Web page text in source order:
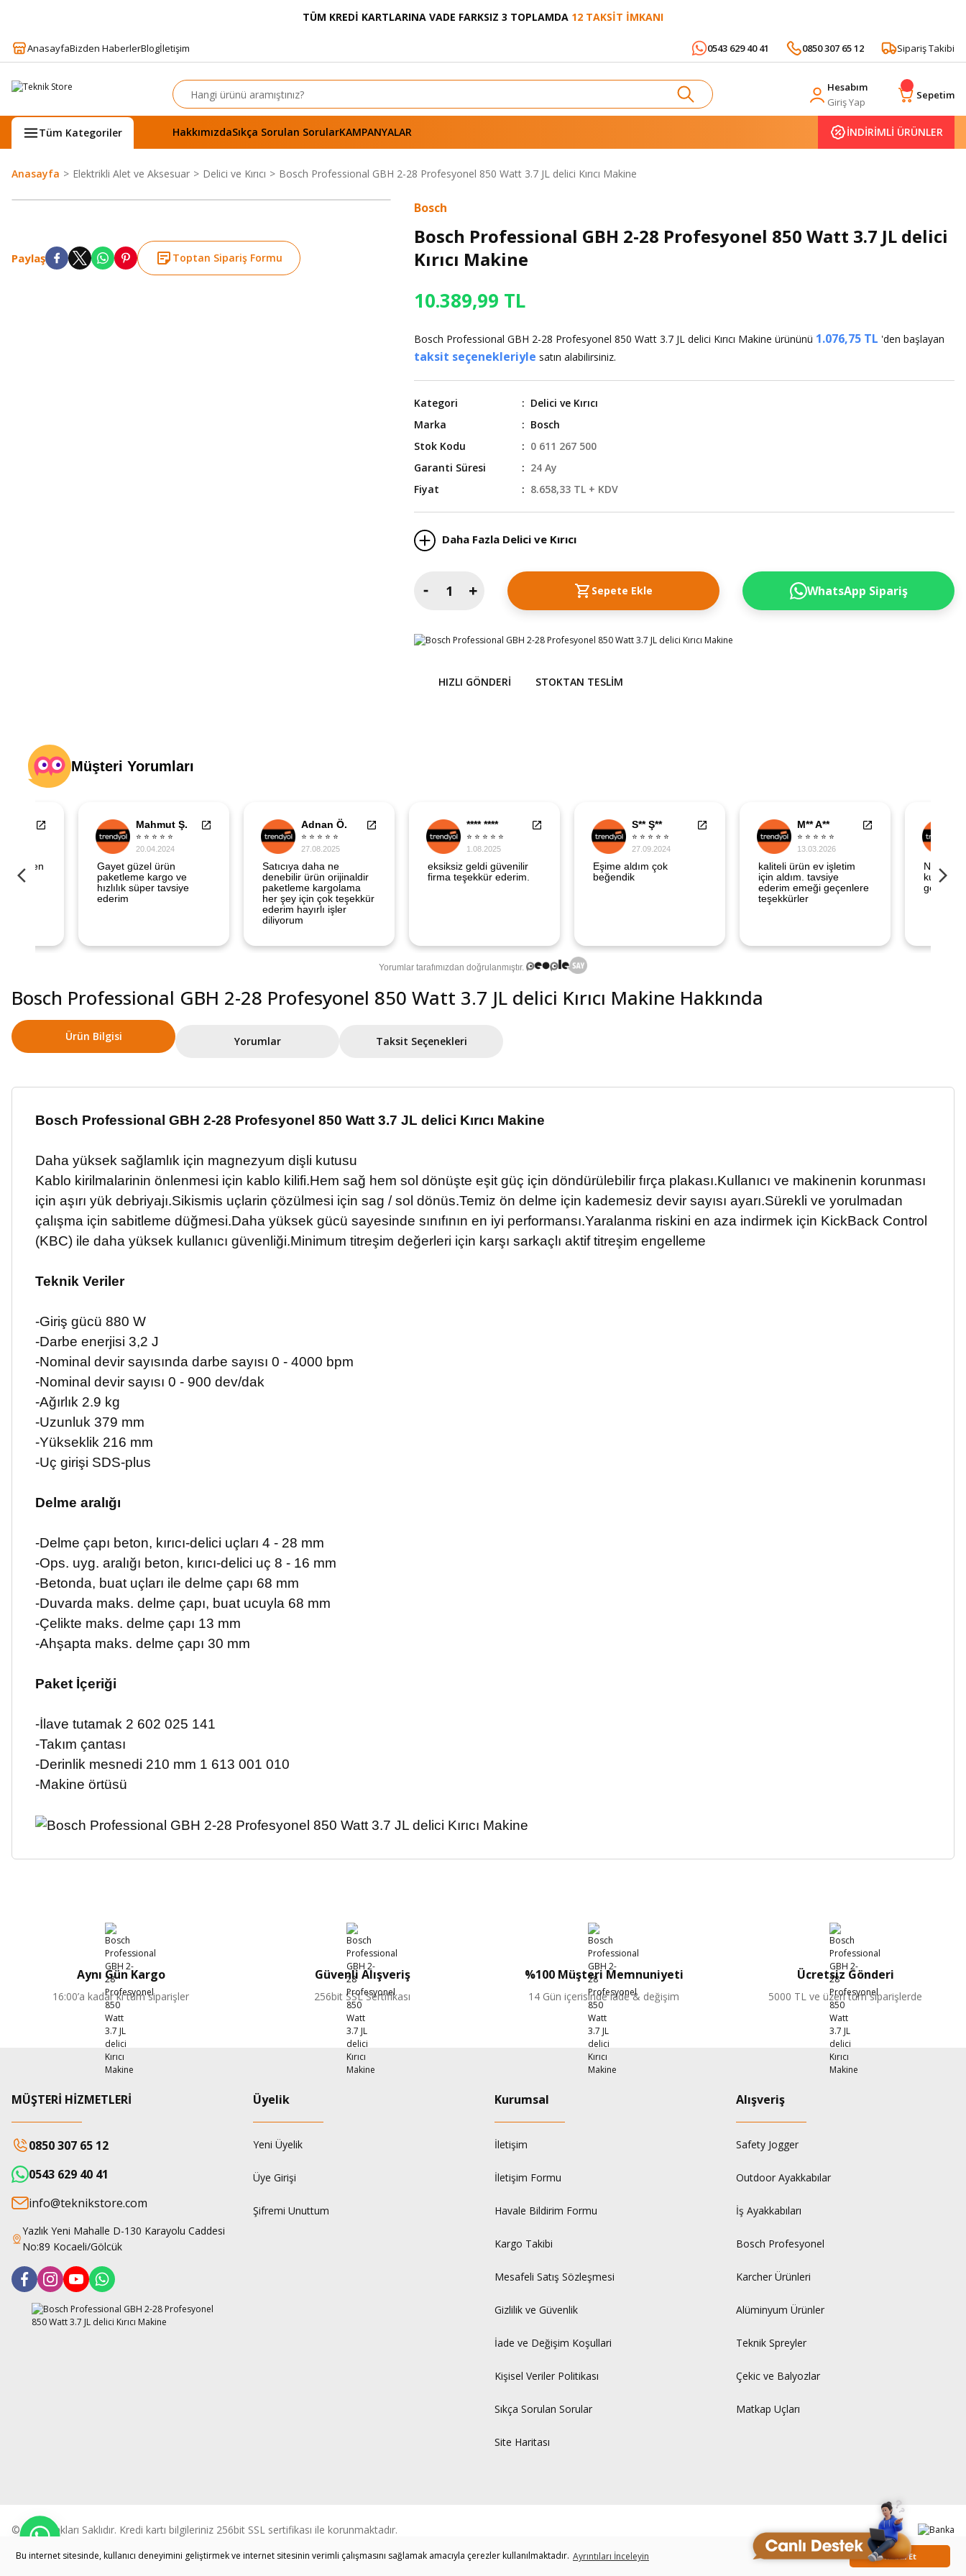
Bu internet sitesinde, kullanıcı deneyimini geliştirmek ve internet sitesinin verimli çalışmasını sağlamak amacıyla çerezler kullanılmaktadır. Ayrıntıları İnceleyin Kabul Et
TÜM KREDİ KARTLARINA VADE FARKSIZ 3 TOPLAMDA 12 TAKSİT İMKANI
AnasayfaBizden HaberlerBlogİletişim 0543 629 40 41 0850 307 65 12 Sipariş Takibi
Hesabım
Giriş Yap
Sepetim
Tüm Kategoriler HakkımızdaSıkça Sorulan SorularKAMPANYALAR İNDİRİMLİ ÜRÜNLER
Anasayfa Elektrikli Alet ve Aksesuar Delici ve Kırıcı Bosch Professional GBH 2-28 Profesyonel 850 Watt 3.7 JL delici Kırıcı Makine
Paylaş Toptan Sipariş Formu
Bosch
Bosch Professional GBH 2-28 Profesyonel 850 Watt 3.7 JL delici
Kırıcı Makine
10.389,99 TL
Bosch Professional GBH 2-28 Profesyonel 850 Watt 3.7 JL delici Kırıcı Makine ürününü 1.076,75 TL 'den başlayan
taksit seçenekleriyle satın alabilirsiniz.
Kategori
Delici ve Kırıcı
Marka
Bosch
Stok Kodu
0 611 267 500
Garanti Süresi
24 Ay
Fiyat
8.658,33 TL + KDV
Daha Fazla Delici ve Kırıcı
Sepete Ekle WhatsApp Sipariş
HIZLI GÖNDERI STOKTAN TESLIM
Bosch Professional GBH 2-28 Profesyonel 850 Watt 3.7 JL delici Kırıcı Makine Hakkında
Ürün Bilgisi Yorumlar Taksit Seçenekleri
Bosch Professional GBH 2-28 Profesyonel 850 Watt 3.7 JL delici Kırıcı Makine
Daha yüksek sağlamlık için magnezyum dişli kutusu
Kablo kirilmalarinin önlenmesi için kablo kilifi.Hem sağ hem sol dönüşte eşit güç için döndürülebilir fırça plakası.Kullanıcı ve makinenin korunması
için aşırı yük debriyajı.Sikismis uçlarin çözülmesi için sag / sol dönüs.Temiz ön delme için kademesiz devir sayısı ayarı.Sürekli ve yorulmadan
çalışma için sabitleme düğmesi.Daha yüksek gücü sayesinde sınıfının en iyi performansı.Yaralanma riskini en aza indirmek için KickBack Control
(KBC) ile daha yüksek kullanıcı güvenliği.Minimum titreşim değerleri için karşı sarkaçlı aktif titreşim engelleme
Teknik Veriler
-Giriş gücü 880 W
-Darbe enerjisi 3,2 J
-Nominal devir sayısında darbe sayısı 0 - 4000 bpm
-Nominal devir sayısı 0 - 900 dev/dak
-Ağırlık 2.9 kg
-Uzunluk 379 mm
-Yükseklik 216 mm
-Uç girişi SDS-plus
Delme aralığı
-Delme çapı beton, kırıcı-delici uçları 4 - 28 mm
-Ops. uyg. aralığı beton, kırıcı-delici uç 8 - 16 mm
-Betonda, buat uçları ile delme çapı 68 mm
-Duvarda maks. delme çapı, buat ucuyla 68 mm
-Çelikte maks. delme çapı 13 mm
-Ahşapta maks. delme çapı 30 mm
Paket İçeriği
-İlave tutamak 2 602 025 141
-Takım çantası
-Derinlik mesnedi 210 mm 1 613 001 010
-Makine örtüsü
Aynı Gün Kargo
16:00’a kadar ki tüm siparişler
Güvenli Alışveriş
256bit SSL Sertifikası
%100 Müşteri Memnuniyeti
14 Gün içerisinde iade & değişim
Ücretsiz Gönderi
5000 TL ve üzeri tüm siparişlerde
MÜŞTERİ HİZMETLERİ
0850 307 65 12
0543 629 40 41
info@teknikstore.com
Yazlık Yeni Mahalle D-130 Karayolu Caddesi
No:89 Kocaeli/Gölcük
Üyelik
Yeni Üyelik
Üye Girişi
Şifremi Unuttum
Kurumsal
İletişim
İletişim Formu
Havale Bildirim Formu
Kargo Takibi
Mesafeli Satış Sözleşmesi
Gizlilik ve Güvenlik
İade ve Değişim Koşullari
Kişisel Veriler Politikası
Sıkça Sorulan Sorular
Site Haritası
Alışveriş
Safety Jogger
Outdoor Ayakkabılar
İş Ayakkabıları
Bosch Profesyonel
Karcher Ürünleri
Alüminyum Ürünler
Teknik Spreyler
Çekic ve Balyozlar
Matkap Uçları
© Tüm Hakları Saklıdır. Kredi kartı bilgileriniz 256bit SSL sertifikası ile korunmaktadır.